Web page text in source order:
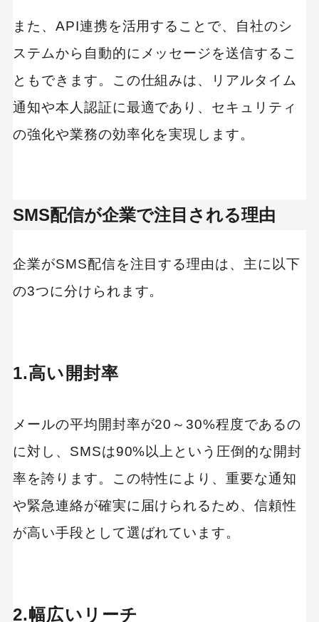
valueSMS
Cuenote SMS
SMSLINK
Media SMS
KDDI Message Cast
SMS FourS
SMS配信サービスの導入手順と注意点
ステップ3：契約と導入
よう
また、API連携を活用することで、自社のシ
ステムから自動的にメッセージを送信するこ
ともできます。この仕組みは、リアルタイム
通知や本人認証に最適であり、セキュリティ
の強化や業務の効率化を実現します。
SMS配信が企業で注目される理由
企業がSMS配信を注目する理由は、主に以下
の3つに分けられます。
1.高い開封率
メールの平均開封率が20～30%程度であるの
に対し、SMSは90%以上という圧倒的な開封
率を誇ります。この特性により、重要な通知
や緊急連絡が確実に届けられるため、信頼性
が高い手段として選ばれています。
2.幅広いリーチ